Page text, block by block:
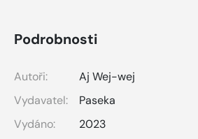
Podrobnosti
Autoři:
Aj Wej-wej
Vydavatel:
Paseka
Vydáno:
2023